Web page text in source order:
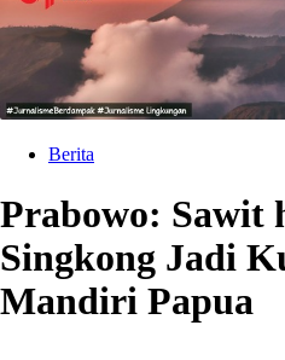
Berita
Prabowo: Sawit
Singkong Jadi
Mandiri Papua